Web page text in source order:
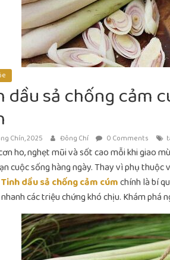
dầu sả chống cảm
Chín, 2025 Đông Chí 0 Comments
ho, nghẹt mũi và sốt cao mỗi khi giao
cuộc sống hàng ngày. Thay vì phụ
Tinh dầu sả chống cảm cúmchính là bí
các triệu chứng khó chịu. Khám phá